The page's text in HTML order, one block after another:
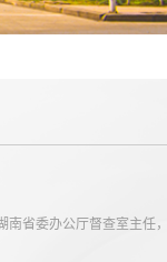
南省委办公厅督查室主任